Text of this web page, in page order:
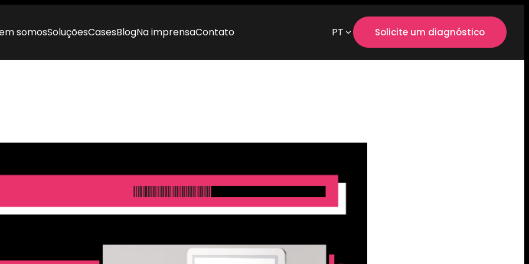
somosSoluçõesCasesBlogNa imprensaContato PT Solicite um diagnóstico